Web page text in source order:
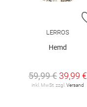
LERROS
Hemd
59,99 € 39,99 €
inkl. MwSt. zzgl.Versand